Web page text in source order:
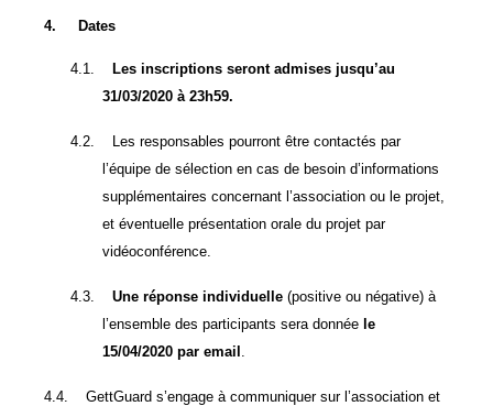
4. Dates
4.1.
Les inscriptions seront admises jusqu’au
31/03/2020 à 23h59.
4.2.
Les responsables pourront être contactés par
l’équipe de sélection en cas de besoin d’informations
supplémentaires concernant l’association ou le projet,
et éventuelle présentation orale du projet par
vidéoconférence.
4.3. Une réponse individuelle (positive ou négative) à
l’ensemble des participants sera donnée le
15/04/2020 par email
4.4.
GettGuard s’engage à communiquer sur l’association et